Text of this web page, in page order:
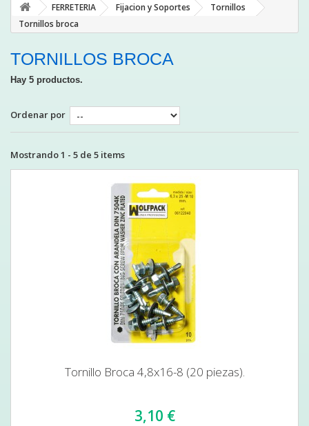
FERRETERIA Fijacion y Soportes
Tornillos
Tornillos broca
TORNILLOS BROCA
Hay 5 productos.
Ordenar por
Mostrando 1 - 5 de 5 items
Tornillo Broca 4,8x16-8 (20 piezas).
3,10 €